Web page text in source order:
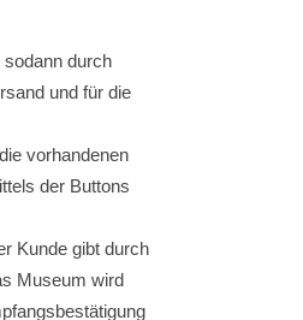
durch
und für die
vorhandenen
der Buttons
Kunde gibt durch
Museum wird